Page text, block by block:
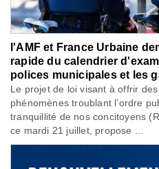
l'AMF et France Urbaine
rapide du calendrier
polices municipales et les
Le projet de loi visant à offrir
phénomènes troublant l’ordre
tranquillité de nos concitoyens
ce mardi 21 juillet, propose ...